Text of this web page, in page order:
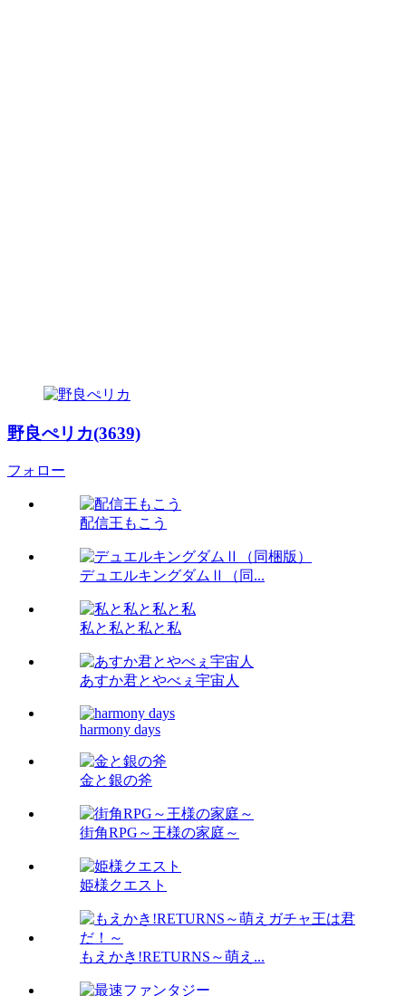
野良ぺリカ(3639)
フォロー
配信王もこう
デュエルキングダムⅡ（同...
私と私と私と私
あすか君とやべぇ宇宙人
harmony days
金と銀の斧
街角RPG～王様の家庭～
姫様クエスト
もえかき!RETURNS～萌え...